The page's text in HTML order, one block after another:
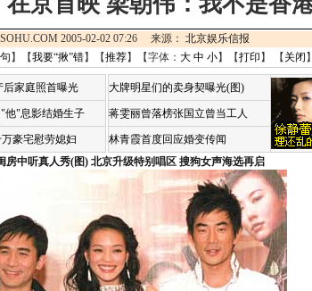
2005-02-02 07:26 来源： 北京娱乐信报
】【我要“揪”错】【推荐】【字体： 大 中 小】【打印 】 【 关闭 】
后家庭照首曝光
他"息影结婚生子
豪宅慰劳媳妇
大牌明星们的卖身契曝光(图)
蒋雯丽曾落榜张国立曾当工人
林青霞首度回应婚变传闻
房中听真人秀(图) 北京升级特别唱区 搜狗女声海选再启